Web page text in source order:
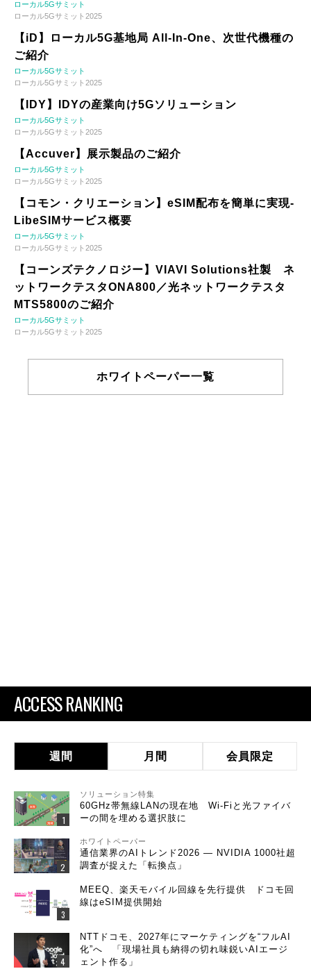
ローカル5Gサミット
ローカル5Gサミット2025
【iD】ローカル5G基地局 All-In-One、次世代機種の
ご紹介
ローカル5Gサミット
ローカル5Gサミット2025
【IDY】IDYの産業向け5Gソリューション
ローカル5Gサミット
ローカル5Gサミット2025
【Accuver】展示製品のご紹介
ローカル5Gサミット
ローカル5Gサミット2025
【コモン・クリエーション】eSIM配布を簡単に実現-
LibeSIMサービス概要
ローカル5Gサミット
ローカル5Gサミット2025
【コーンズテクノロジー】VIAVI Solutions社製 ネ
ットワークテスタONA800／光ネットワークテスタ
MTS5800のご紹介
ローカル5Gサミット
ローカル5Gサミット2025
ホワイトペーパー一覧
ACCESS RANKING
週間 月間 会員限定
ソリューション特集
60GHz帯無線LANの現在地 Wi-Fiと光ファイバ
ーの間を埋める選択肢に
ホワイトペーパー
通信業界のAIトレンド2026 ― NVIDIA 1000社超
調査が捉えた「転換点」
MEEQ、楽天モバイル回線を先行提供 ドコモ回
線はeSIM提供開始
NTTドコモ、2027年にマーケティングを“フルAI
化”へ 「現場社員も納得の切れ味鋭いAIエージ
ェント作る」